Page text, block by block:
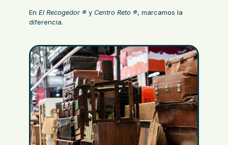
En El Recogedor ®y Centro Reto ®, marcamos la
diferencia.